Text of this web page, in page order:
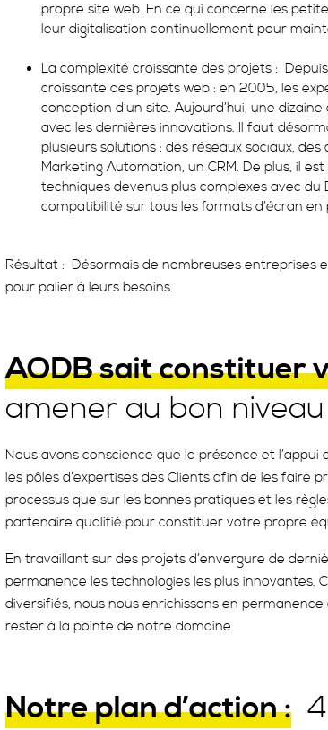
propre site web. En ce qui concerne les
leur digitalisation continuellement pour
La complexité croissante des projets :
croissante des projets web : en 2005, les
conception d’un site. Aujourd’hui, une
avec les dernières innovations. Il faut
plusieurs solutions : des réseaux sociaux,
Marketing Automation, un CRM. De plus, il
techniques devenus plus complexes avec
compatibilité sur tous les formats d’écran en
Résultat : Désormais de nombreuses entreprises
pour palier à leurs besoins.
AODB sait constituer
amener au bon niveau
Nous avons conscience que la présence et
les pôles d’expertises des Clients afin de les faire
processus que sur les bonnes pratiques et les
partenaire qualifié pour constituer votre propre
En travaillant sur des projets d’envergure de
permanence les technologies les plus
diversifiés, nous nous enrichissons en
rester à la pointe de notre domaine.
Notre plan d’action :